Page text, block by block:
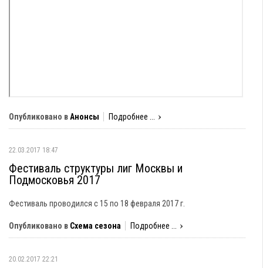
Опубликовано вАнонсы Подробнее ...
22.03.2017 18:47
Фестиваль структуры лиг Москвы и
Подмосковья 2017
Фестиваль проводился с 15 по 18 февраля 2017 г.
Опубликовано в Схема сезона Подробнее ...
20.02.2017 22:21